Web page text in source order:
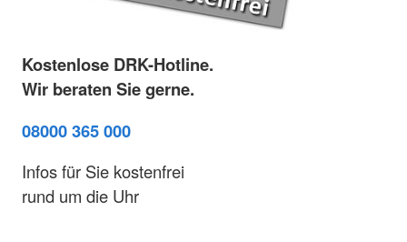
Kostenlose DRK-Hotline.
Wir beraten Sie gerne.
08000 365 000
Infos für Sie kostenfrei
rund um die Uhr